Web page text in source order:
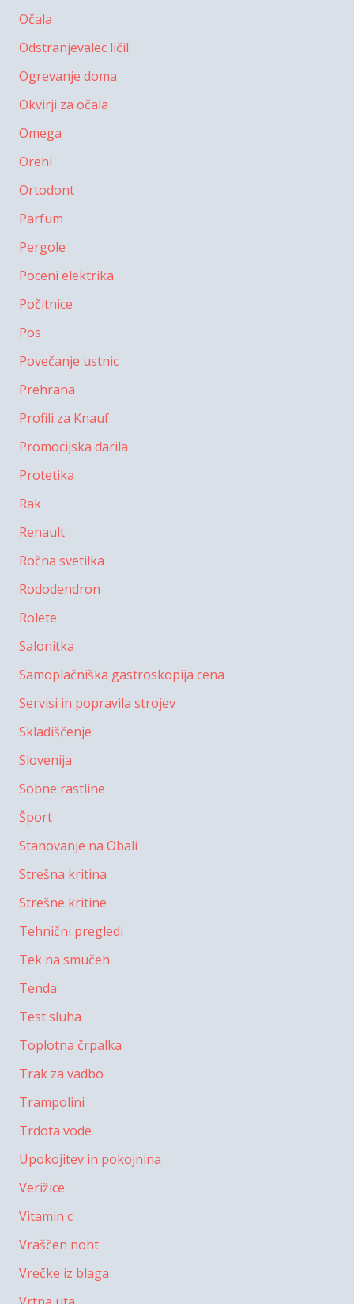
Očala
Odstranjevalec ličil
Ogrevanje doma
Okvirji za očala
Omega
Orehi
Ortodont
Parfum
Pergole
Poceni elektrika
Počitnice
Pos
Povečanje ustnic
Prehrana
Profili za Knauf
Promocijska darila
Protetika
Rak
Renault
Ročna svetilka
Rododendron
Rolete
Salonitka
Samoplačniška gastroskopija cena
Servisi in popravila strojev
Skladiščenje
Slovenija
Sobne rastline
Šport
Stanovanje na Obali
Strešna kritina
Strešne kritine
Tehnični pregledi
Tek na smučeh
Tenda
Test sluha
Toplotna črpalka
Trak za vadbo
Trampolini
Trdota vode
Upokojitev in pokojnina
Verižice
Vitamin c
Vraščen noht
Vrečke iz blaga